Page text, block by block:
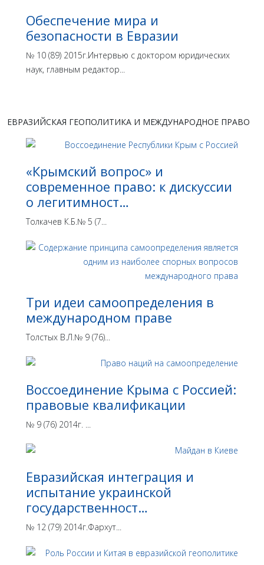
Обеспечение мира и
безопасности в Евразии
№ 10 (89) 2015г.Интервью с доктором юридических
наук, главным редактор...
ЕВРАЗИЙСКАЯ ГЕОПОЛИТИКА И МЕЖДУНАРОДНОЕ ПРАВО
«Крымский вопрос» и
современное право: к дискуссии
о легитимност…
Толкачев К.Б.№ 5 (7...
Три идеи самоопределения в
международном праве
Толстых В.Л.№ 9 (76)...
Воссоединение Крыма с Россией:
правовые квалификации
№ 9 (76) 2014г. ...
Евразийская интеграция и
испытание украинской
государственност…
№ 12 (79) 2014г.Фархут...